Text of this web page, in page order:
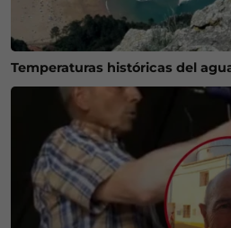
Temperaturas históricas del